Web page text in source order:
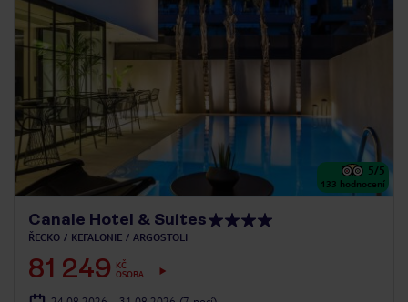
5/5
133 hodnocení
Canale Hotel & Suites
ŘECKO KEFALONIE ARGOSTOLI
81 249
KČ
OSOBA